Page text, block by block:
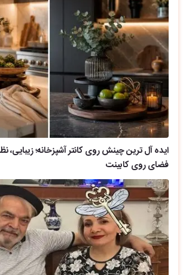
ایده آل ترین چینش روی کانتر آشپزخانه؛
فضای روی کابینت